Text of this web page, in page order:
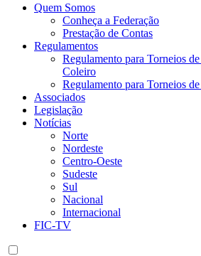
Site da Federação Internacional dos
Quem Somos
Conheça a Federação
Prestação de Contas
Regulamentos
Regulamento para Torneios
Coleiro
Regulamento para Torneios
Associados
Legislação
Notícias
Norte
Nordeste
Centro-Oeste
Sudeste
Sul
Nacional
Internacional
FIC-TV